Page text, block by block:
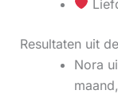
Resultaten uit
Nora